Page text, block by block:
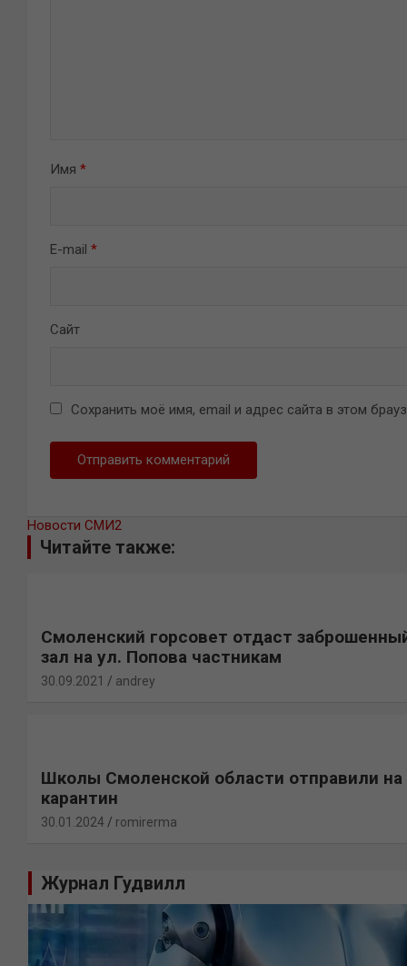
Имя *
E-mail *
Сайт
Сохранить моё имя, email и адрес сайта в этом
Новости СМИ2
Читайте также:
Смоленский горсовет отдаст
зал на ул. Попова частникам
30.09.2021 andrey
Школы Смоленской области отправили на
карантин
30.01.2024 romirerma
Журнал Гудвилл